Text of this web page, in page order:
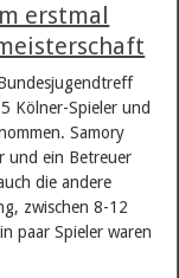
erstmal
Kölner-Spieler und
Samory
und ein Betreuer
die andere
zwischen 8-12
paar Spieler waren